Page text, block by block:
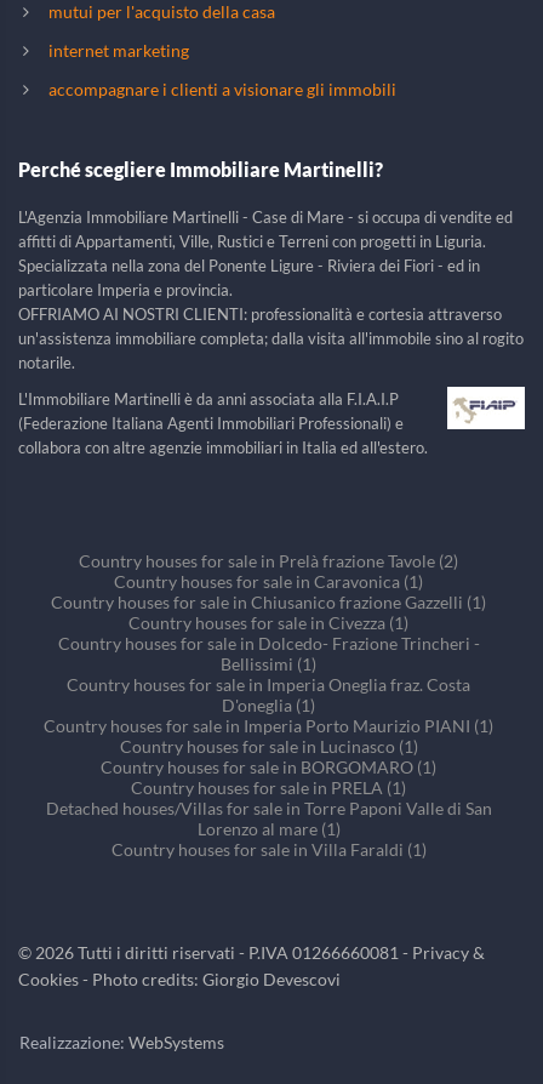
mutui per l'acquisto della casa
internet marketing
accompagnare i clienti a visionare gli immobili
Perché scegliere Immobiliare Martinelli?
L'Agenzia Immobiliare Martinelli - Case di Mare - si occupa di vendite ed
affitti di Appartamenti, Ville, Rustici e Terreni con progetti in Liguria.
Specializzata nella zona del Ponente Ligure - Riviera dei Fiori - ed in
particolare Imperia e provincia.
OFFRIAMO AI NOSTRI CLIENTI: professionalità e cortesia attraverso
un'assistenza immobiliare completa; dalla visita all'immobile sino al rogito
notarile.
L'Immobiliare Martinelli è da anni associata alla F.I.A.I.P
(Federazione Italiana Agenti Immobiliari Professionali) e
collabora con altre agenzie immobiliari in Italia ed all'estero.
Country houses for sale in Prelà frazione Tavole (2)
Country houses for sale in Caravonica (1)
Country houses for sale in Chiusanico frazione Gazzelli (1)
Country houses for sale in Civezza (1)
Country houses for sale in Dolcedo- Frazione Trincheri -
Bellissimi (1)
Country houses for sale in Imperia Oneglia fraz. Costa
D'oneglia (1)
Country houses for sale in Imperia Porto Maurizio PIANI (1)
Country houses for sale in Lucinasco (1)
Country houses for sale in BORGOMARO (1)
Country houses for sale in PRELA (1)
Detached houses/Villas for sale in Torre Paponi Valle di San
Lorenzo al mare (1)
Country houses for sale in Villa Faraldi (1)
© 2026Tutti i diritti riservati - P.IVA 01266660081 - Privacy &
Cookies- Photo credits: Giorgio Devescovi
Realizzazione: WebSystems